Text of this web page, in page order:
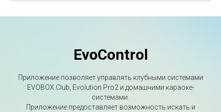
EvoControl
Приложение позволяет управлять клубными системами
EVOBOX Club, Evolution Pro2 и домашними караоке-
системами.
Приложение предоставляет возможность искать и